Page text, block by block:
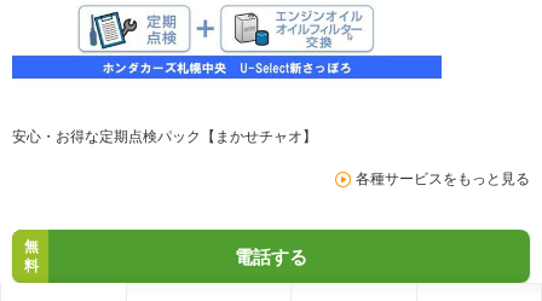
安心・お得な定期点検パック【まかせチャオ】
各種サービスをもっと見る
無
料
電話する